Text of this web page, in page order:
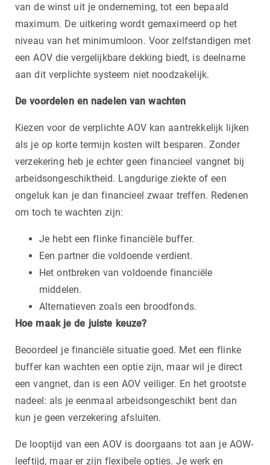
van de winst uit je onderneming, tot een bepaald
maximum. De uitkering wordt gemaximeerd op het
niveau van het minimumloon. Voor zelfstandigen met
een AOV die vergelijkbare dekking biedt, is deelname
aan dit verplichte systeem niet noodzakelijk.
De voordelen en nadelen van wachten
Kiezen voor de verplichte AOV kan aantrekkelijk lijken
als je op korte termijn kosten wilt besparen. Zonder
verzekering heb je echter geen financieel vangnet bij
arbeidsongeschiktheid. Langdurige ziekte of een
ongeluk kan je dan financieel zwaar treffen. Redenen
om toch te wachten zijn:
Je hebt een flinke financiële buffer.
Een partner die voldoende verdient.
Het ontbreken van voldoende financiële
middelen.
Alternatieven zoals een broodfonds.
Hoe maak je de juiste keuze?
Beoordeel je financiële situatie goed. Met een flinke
buffer kan wachten een optie zijn, maar wil je direct
een vangnet, dan is een AOV veiliger. En het grootste
nadeel: als je eenmaal arbeidsongeschikt bent dan
kun je geen verzekering afsluiten.
De looptijd van een AOV is doorgaans tot aan je AOW-
leeftijd, maar er zijn flexibele opties. Je werk en